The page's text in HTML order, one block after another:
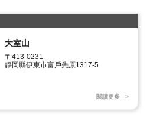
大室山
〒413-0231
靜岡縣伊東市富戶先原1317-5
閱讀更多